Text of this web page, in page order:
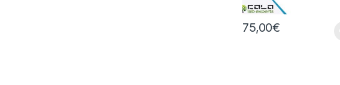
75,00€